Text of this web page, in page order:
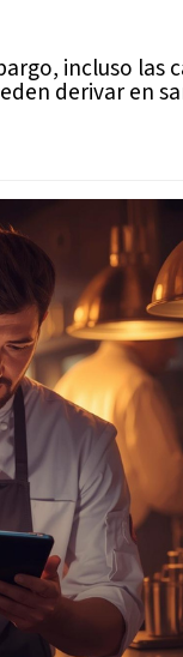
incluso las
derivar en